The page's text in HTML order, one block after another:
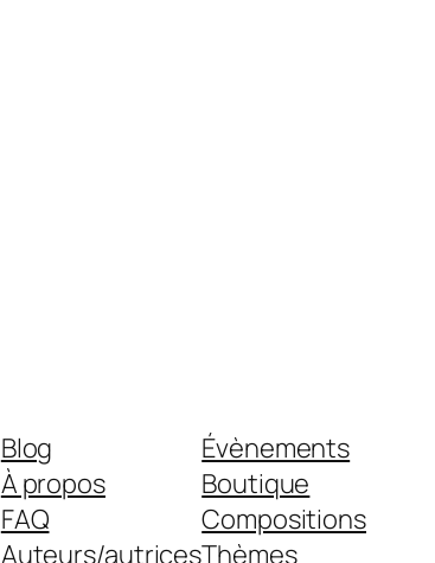
Blog
À propos
FAQ
Auteurs/autrices
Évènements
Boutique
Compositions
Thèmes